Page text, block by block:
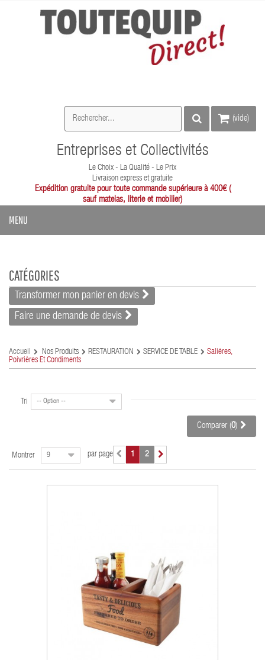
(vide)
Entreprises et Collectivités
Le Choix - La Qualité - Le Prix
Livraison express et gratuite
Expédition gratuite pour toute commande supérieure à 400€ (
sauf matelas, literie et mobilier)
MENU
CATÉGORIES
Transformer mon panier en devis
Faire une demande de devis
Accueil Nos Produits RESTAURATION SERVICE DE TABLE
Salières,
Poivrières Et Condiments
Tri -- Option --
Comparer (0)
Montrer 9 par page 1 2